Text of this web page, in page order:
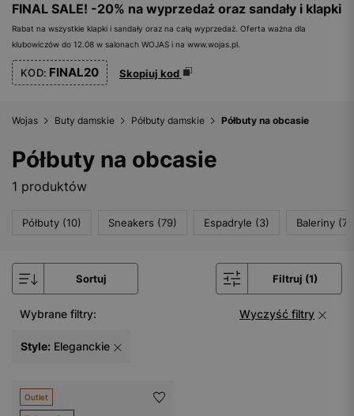
FINAL SALE! -20% na wyprzedaż oraz sandały i klapki
Rabat na wszystkie klapki i sandały oraz na całą wyprzedaż. Oferta ważna dla
klubowiczów do 12.08 w salonach WOJAS i na www.wojas.pl.
KOD: FINAL20 Skopiuj kod
Wojas Buty damskie Półbuty damskie Półbuty na obcasie
Półbuty na obcasie
1 produktów
Półbuty (10) Sneakers (79) Espadryle (3) Baleriny
Sortuj Filtruj (1)
Wybrane filtry: Wyczyść filtry
Style: Eleganckie
Outlet